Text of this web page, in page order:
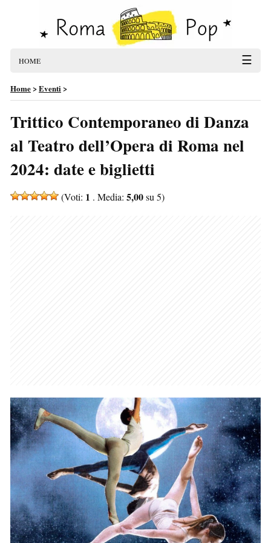
HOME ☰
Home>Eventi>
Trittico Contemporaneo di Danza
al Teatro dell’Opera di Roma nel
2024: date e biglietti
(Voti: 1 . Media: 5,00su 5)